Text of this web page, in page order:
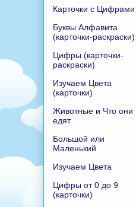
Карточки с Цифрами
Буквы Алфавита
(карточки-раскраски)
Цифры (карточки-
раскраски)
Изучаем Цвета
(карточки)
Животные и Что они
едят
Большой или
Маленький
Изучаем Цвета
Цифры от 0 до 9
(карточки)